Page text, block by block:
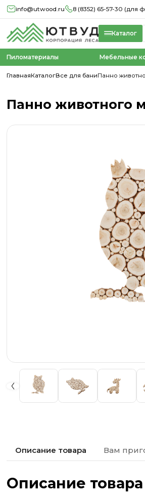
info@utwood.ru 8 (8352) 65-57-30 (для
Каталог
Пиломатериалы Мебельные
ГлавнаяКаталогВсе для баниПанно
Панно животного
Описание товара Вам
Описание товара